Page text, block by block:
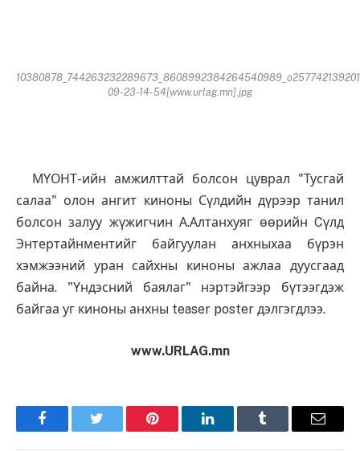
09-23-14-54[www.urlag.mn].jpg
МҮОНТ-ийн амжилттай болсон цуврал "Тусгай
салаа" олон ангит киноны Сүлдийн дүрээр танил
болсон залуу жүжигчин А.Алтанхуяг өөрийн Cүлд
Энтертайнментийг байгуулан анхныхаа бүрэн
хэмжээний уран сайхны киноны ажлаа дуусгаад
байна. "Үндэсний баялаг" нэртэйгээр бүтээгдэж
байгаа уг киноны анхны teaser poster дэлгэгдлээ.
www.URLAG.mn
FacebookTwitter Pinterest LinkedInTumblr Имэйл